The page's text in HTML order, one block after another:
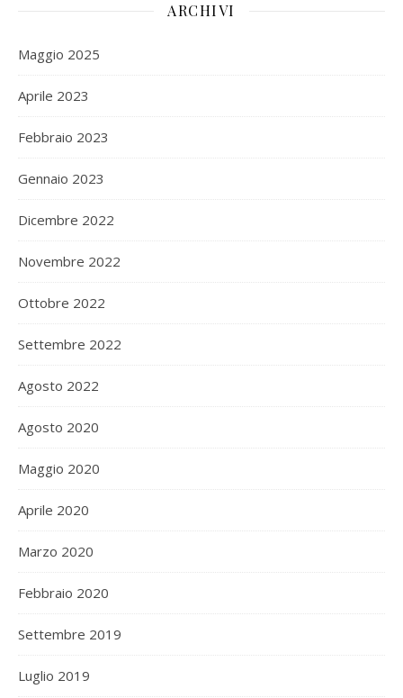
ARCHIVI
Maggio 2025
Aprile 2023
Febbraio 2023
Gennaio 2023
Dicembre 2022
Novembre 2022
Ottobre 2022
Settembre 2022
Agosto 2022
Agosto 2020
Maggio 2020
Aprile 2020
Marzo 2020
Febbraio 2020
Settembre 2019
Luglio 2019